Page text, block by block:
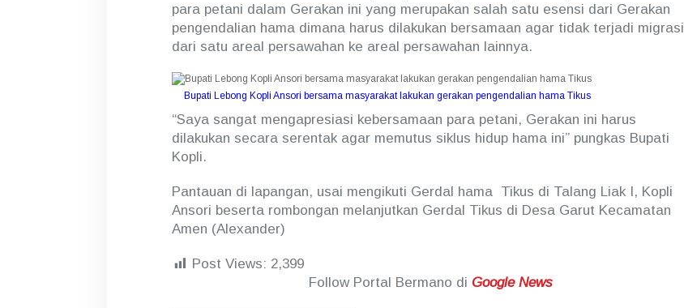
r
a
k
t
a
k
n
G
r
a
para petani dalam Gerakan ini yang merupakan salah satu esensi dari Gerakan
pengendalian hama dimana harus dilakukan bersamaan agar tidak terjadi migrasi
dari satu areal persawahan ke areal persawahan lainnya.
Bupati Lebong Kopli Ansori bersama masyarakat lakukan gerakan pengendalian hama Tikus
“Saya sangat mengapresiasi kebersamaan para petani, Gerakan ini harus
dilakukan secara serentak agar memutus siklus hidup hama ini” pungkas Bupati
Kopli.
Pantauan di lapangan, usai mengikuti Gerdal hama Tikus di Talang Liak I, Kopli
Ansori beserta rombongan melanjutkan Gerdal Tikus di Desa Garut Kecamatan
Amen (Alexander)
Post Views: 2,399
Follow Portal Bermano diGoogle News